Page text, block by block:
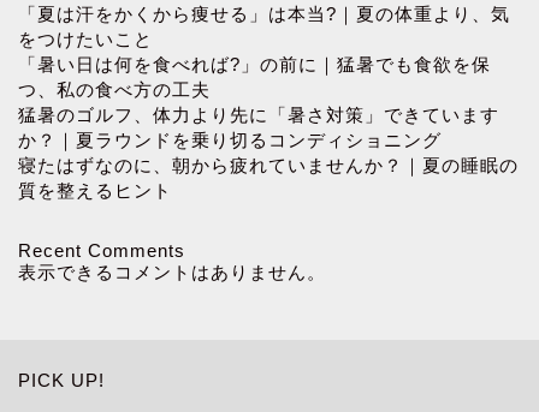
「夏は汗をかくから痩せる」は本当?｜夏の体重より、気
をつけたいこと
「暑い日は何を食べれば?」の前に｜猛暑でも食欲を保
つ、私の食べ方の工夫
猛暑のゴルフ、体力より先に「暑さ対策」できています
か？｜夏ラウンドを乗り切るコンディショニング
寝たはずなのに、朝から疲れていませんか？｜夏の睡眠の
質を整えるヒント
Recent Comments
表示できるコメントはありません。
PICK UP!